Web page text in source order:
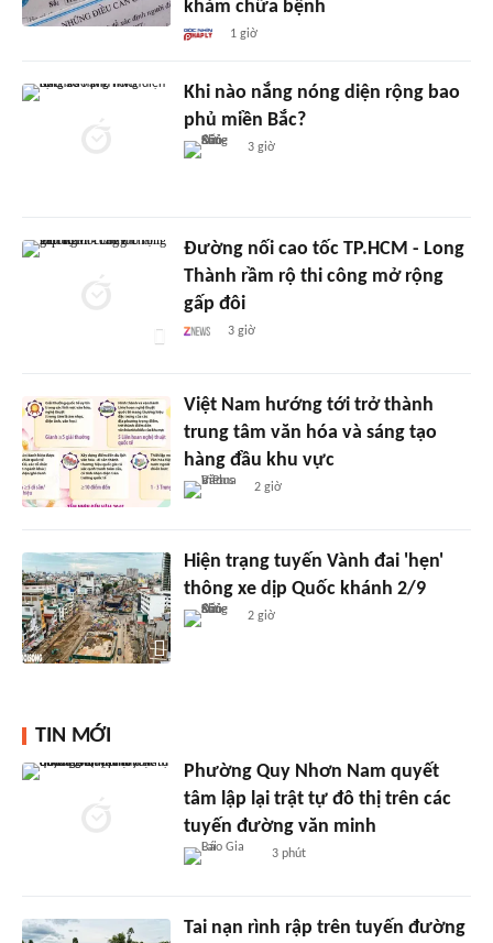
khám chữa bệnh
1 giờ
Khi nào nắng nóng diện rộng bao
phủ miền Bắc?
3 giờ
Đường nối cao tốc TP.HCM - Long
Thành rầm rộ thi công mở rộng
gấp đôi
3 giờ
Việt Nam hướng tới trở thành
trung tâm văn hóa và sáng tạo
hàng đầu khu vực
2 giờ
Hiện trạng tuyến Vành đai 'hẹn'
thông xe dịp Quốc khánh 2/9
2 giờ
TIN MỚI
Phường Quy Nhơn Nam quyết
tâm lập lại trật tự đô thị trên các
tuyến đường văn minh
3 phút
Tai nạn rình rập trên tuyến đường